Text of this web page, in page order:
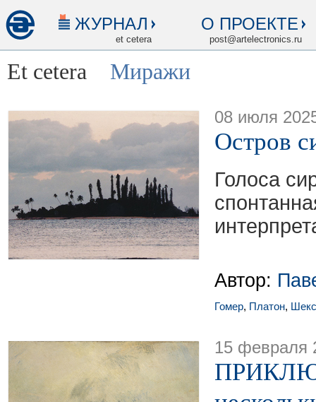
ЖУРНАЛ
et cetera
О ПРОЕКТЕ
post@artelectronics.ru
Et cetera Миражи
08 июля
Остров
Голоса
Автор:
Гомер, Платон,
15 февраля